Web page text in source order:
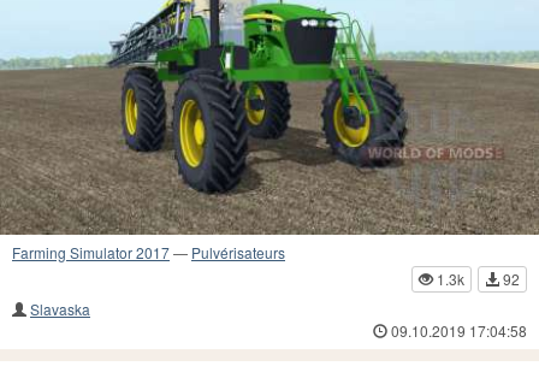
Farming Simulator 2017— Pulvérisateurs
1.3k
92
Slavaska
09.10.2019 17:04:58